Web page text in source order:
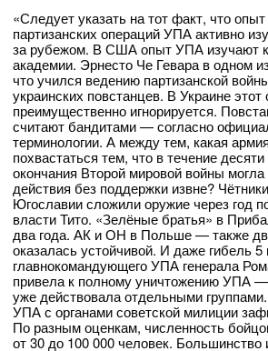
«Следует указать на тот факт, что
партизанских операций УПА активно
за рубежом. В США опыт УПА изучают
академии. Эрнесто Че Гевара в одном
что учился ведению партизанской
украинских повстанцев. В Украине этот
преимущественно игнорируется.
считают бандитами — согласно
терминологии. А между тем, какая
похвастаться тем, что в течение
окончания Второй мировой войны
действия без поддержки извне?
Югославии сложили оружие через год
власти Тито. «Зелёные братья» в
два года. АК и ОН в Польше — также
оказалась устойчивой. И даже гибель 5
главнокомандующего УПА генерала
привела к полному уничтожению УПА
уже действовала отдельными
УПА с органами советской милиции
По разным оценкам, численность
от 30 до 100 000 человек. Большинство